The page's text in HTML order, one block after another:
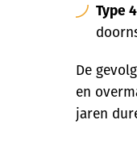
Type 4
De
en
jaren